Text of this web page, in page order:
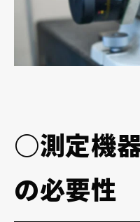
お電話でのお問い合わ
電
○測定機
の必要性